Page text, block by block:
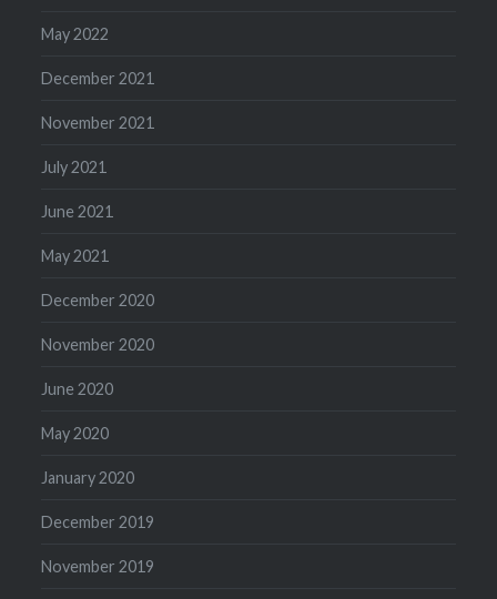
May 2022
December 2021
November 2021
July 2021
June 2021
May 2021
December 2020
November 2020
June 2020
May 2020
January 2020
December 2019
November 2019